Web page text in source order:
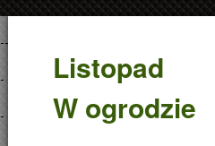
Listopad
W ogrodzie